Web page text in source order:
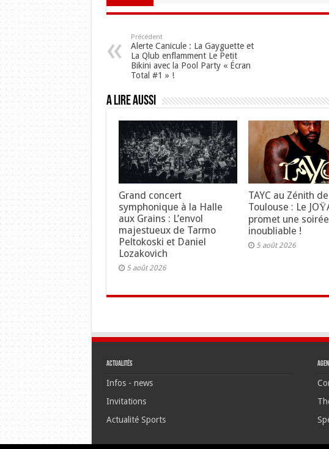
Précédent
Alerte Canicule : La Gayguette et
La Qlub enflamment Le Petit
Bikini avec la Pool Party « Écran
Total #1 » !
A lire aussi
Grand concert
symphonique à la Halle
aux Grains : L’envol
majestueux de Tarmo
Peltokoski et Daniel
Lozakovich
5 août 2026
TAYC au Zénith de
Toulouse : Le
promet une soirée
inoubliable !
5 août 2026
Actualités
Infos - news
Invitations
Actualité Sports